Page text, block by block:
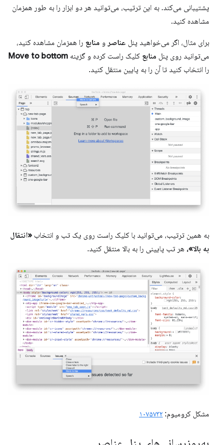
پشتیبانی می‌کند. به این ترتیب، می‌توانید هر دو ابزار را به طور همزمان
مشاهده کنید.
برای مثال، اگر می‌خواهید پنل عناصر و منابع را همزمان مشاهده کنید،
می‌توانید روی پنل منابع کلیک راست کرده و گزینه Move to bottom
را انتخاب کنید تا آن را به پایین منتقل کنید.
به همین ترتیب، می‌توانید با کلیک راست روی یک تب و انتخاب «انتقال
به بالا»، هر تب پایینی را به بالا منتقل کنید.
مشکل کرومیوم: ۱۰۷۵۷۳۲